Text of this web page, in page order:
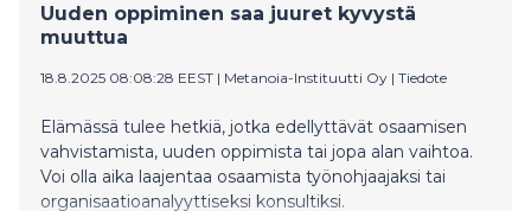
Uuden oppiminen saa juuret kyvystä
muuttua
18.8.2025 08:08:28 EEST | Metanoia-Instituutti Oy | Tiedote
Elämässä tulee hetkiä, jotka edellyttävät osaamisen
vahvistamista, uuden oppimista tai jopa alan vaihtoa.
Voi olla aika laajentaa osaamista työnohjaajaksi tai
organisaatioanalyyttiseksi konsultiksi.